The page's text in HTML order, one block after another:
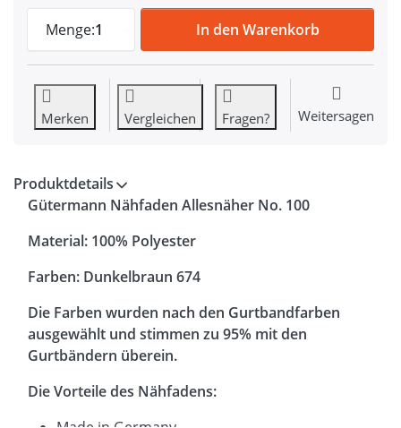
Menge:1
Gütermann Garne - Allesnäher 200m
In den Warenkorb
Merken Vergleichen Fragen? Weitersagen
Produktdetails
Gütermann Nähfaden Allesnäher No. 100
Material: 100% Polyester
Farben: Dunkelbraun 674
Die Farben wurden nach den Gurtbandfarben
ausgewählt und stimmen zu 95% mit den
Gurtbändern überein.
Die Vorteile des Nähfadens: